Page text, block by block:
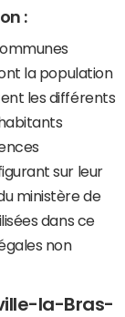
:
la population
les différents
sur leur
ministère de
dans ce
non
la-Bras-